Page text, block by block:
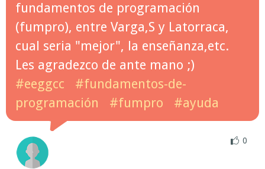
fundamentos de programación
(fumpro), entre Varga,S y Latorraca,
cual seria "mejor", la enseñanza,etc.
Les agradezco de ante mano ;)
#eeggcc
#fundamentos-de-
programación
#fumpro #ayuda
0